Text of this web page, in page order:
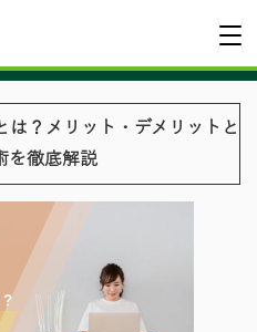
？メリット・デメリットと
を徹底解説